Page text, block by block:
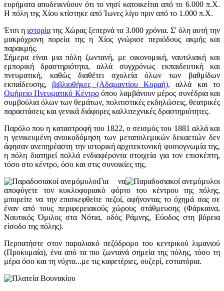
ευρήματα αποδεικνύουν ότι το νησί κατοικείται από το 6.000 π.Χ.
Η πόλη της Χίου κτίστηκε από Ίωνες λίγο πριν από το 1.000 π.Χ.
Έτσι η ιστορία της Χώρας ξεπερνά τα 3.000 χρόνια. Σ' όλη αυτή την
μακρόχρονη πορεία της η Χίος γνώρισε περιόδους ακμής και
παρακμής.
Σήμερα είναι μια πόλη ζωντανή, με οικονομική, ναυτιλιακή και
εμπορική δραστηριότητα, αλλά συγχρόνως εκπαιδευτική και
πνευματική, καθώς διαθέτει σχολεία όλων των βαθμίδων
εκπαίδευσης, βιβλιοθήκες (Αδαμαντίου Κοραή), αλλά και το
Ομήρειο Πνευματικό Κέντροόπου λαμβάνουν μέρος συνέδρια και
συμβούλια όλων των θεμάτων, πολιτιστικές εκδηλώσεις, θεατρικές
παραστάσεις και γενικά διάφορες καλλιτεχνικές δραστηριότητες.
Παρόλο που η καταστροφή του 1822, ο σεισμός του 1881 αλλά και
η γενικευμένη ανοικοδόμηση των μεταπολεμικών δεκαετιών δεν
άφησαν ανεπηρέαστη την ιστορική αρχιτεκτονική φυσιογνωμία της,
η πόλη διατηρεί πολλά ενδιαφέροντα στοιχεία για τον επισκέπτη,
τόσο στο κέντρο, όσο και στις συνοικίες της.
Για να
αποφύγετε τον κυκλοφοριακό φόρτο του κέντρου της πόλης,
μπορείτε να την επισκεφθείτε πεζοί, αφήνοντας το όχημά σας σε
έναν από τους περιφερειακούς χώρους στάθμευσης (Φάρκαινα,
Ναυτικός Όμιλος στα Νότια, οδός Ράμνης, Εύοδος στη βόρεια
είσοδο της πόλης).
Περπατήστε στον παραλιακό πεζόδρομο του κεντρικού λιμανιού
(Προκυμαία), ένα από τα πιο ζωντανά σημεία της πόλης, τόσο τη
μέρα όσο και τη νύχτα...με τις καφετέριες, ουζερί, εστιατόρια.